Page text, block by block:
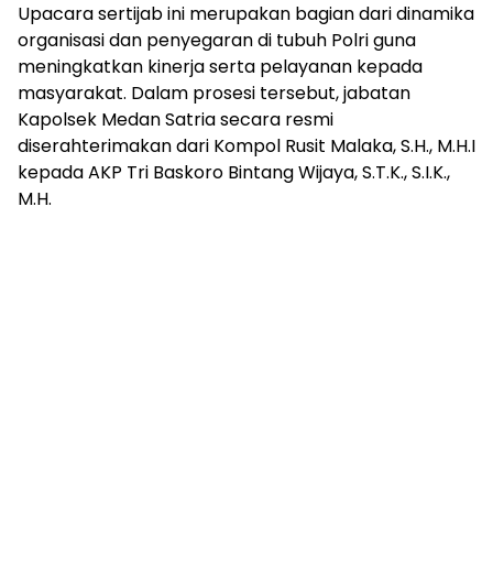
Upacara sertijab ini merupakan bagian dari dinamika
organisasi dan penyegaran di tubuh Polri guna
meningkatkan kinerja serta pelayanan kepada
masyarakat. Dalam prosesi tersebut, jabatan
Kapolsek Medan Satria secara resmi
diserahterimakan dari Kompol Rusit Malaka, S.H., M.H.I
kepada AKP Tri Baskoro Bintang Wijaya, S.T.K., S.I.K.,
M.H.